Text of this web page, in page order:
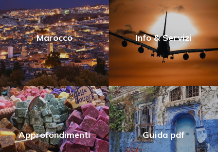
Marocco Info & Servizi
Approfondimenti Guida pdf